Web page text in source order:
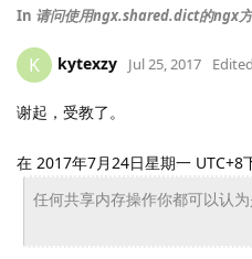
In 请问使用ngx.shared.dict的ngx
K kytexzy Jul 25, 2017 Edited
谢起，受教了。
在 2017年7月24日星期一 UTC+8
任何共享内存操作你都可以认